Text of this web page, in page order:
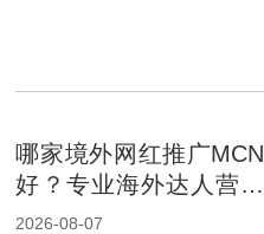
哪家境外网红推广MCN
好？专业海外达人营销
机构盘点
2026-08-07